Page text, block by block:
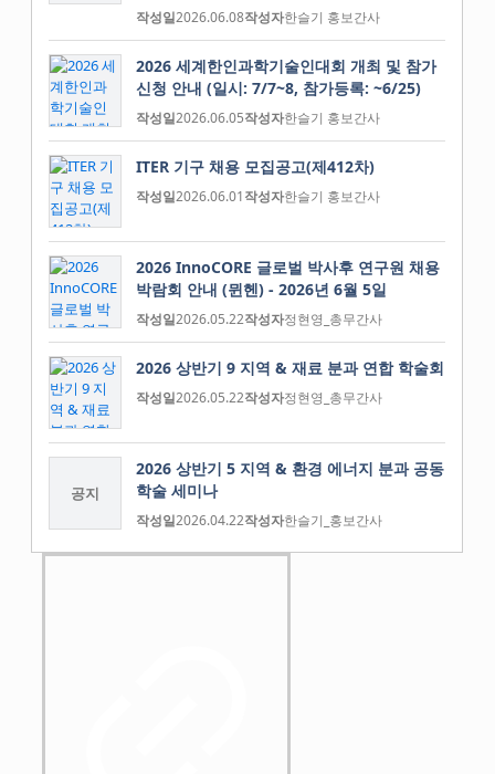
작성일2026.06.08작성자한슬기 홍보간사
2026 세계한인과학기술인대회 개최 및 참가
신청 안내 (일시: 7/7~8, 참가등록: ~6/25)
작성일2026.06.05작성자한슬기 홍보간사
ITER 기구 채용 모집공고(제412차)
작성일2026.06.01작성자한슬기 홍보간사
2026 InnoCORE 글로벌 박사후 연구원 채용
박람회 안내 (뮌헨) - 2026년 6월 5일
작성일2026.05.22작성자정현영_총무간사
2026 상반기 9 지역 & 재료 분과 연합 학술회
작성일2026.05.22작성자정현영_총무간사
공지
2026 상반기 5 지역 & 환경 에너지 분과 공동
학술 세미나
작성일2026.04.22작성자한슬기_홍보간사